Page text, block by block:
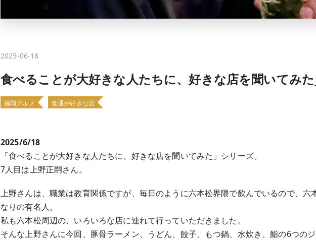
2025-06-18
食べることが大好きな人たちに、好きな店を聞いてみ
福岡グルメ 食通が好きな店
2025/6/18
「食べることが大好きな人たちに、好きな店を聞いてみた」シリーズ。
7人目は上野正嗣さん。
上野さんは、職業は教育関係ですが、毎日のように六本松界隈で飲んでいるので、六
なりの有名人。
私も六本松周辺の、いろいろな店に連れて行っていただきました。
そんな上野さんに今回、豚骨ラーメン、うどん、餃子、もつ鍋、水炊き、鮨の6つの